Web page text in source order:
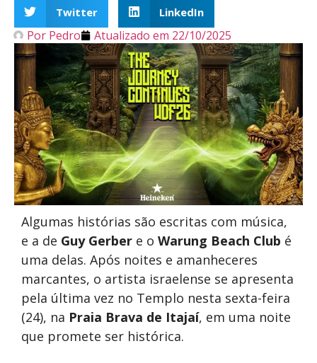
Twitter LinkedIn
Por Pedro Atualizado em 22/10/2025
Algumas histórias são escritas com música,
e a de Guy Gerber e o Warung Beach Club é
uma delas. Após noites e amanheceres
marcantes, o artista israelense se apresenta
pela última vez no Templo nesta sexta-feira
(24), na Praia Brava de Itajaí, em uma noite
que promete ser histórica.